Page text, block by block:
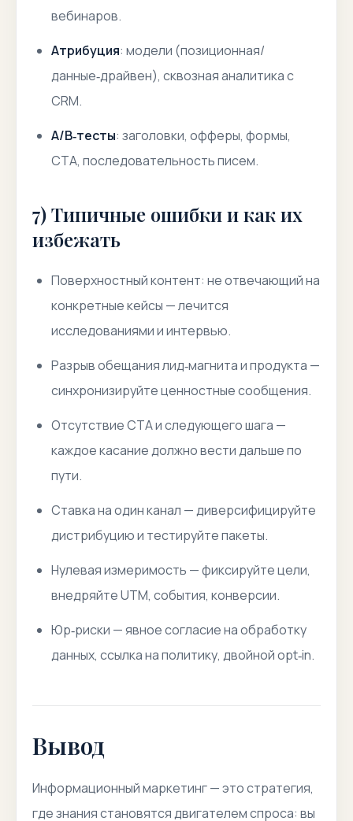
вебинаров.
Атрибуция: модели (позиционная/
данные‑драйвен), сквозная аналитика с
CRM.
A/B‑тесты: заголовки, офферы, формы,
CTA, последовательность писем.
7) Типичные ошибки и как их
избежать
Поверхностный контент: не отвечающий на
конкретные кейсы — лечится
исследованиями и интервью.
Разрыв обещаниялид‑магнита и продукта —
синхронизируйте ценностные сообщения.
Отсутствие CTAи следующего шага —
каждое касание должно вести дальше по
пути.
Ставка на один канал — диверсифицируйте
дистрибуцию и тестируйте пакеты.
Нулевая измеримость — фиксируйте цели,
внедряйте UTM, события, конверсии.
Юр‑риски — явное согласие на обработку
данных, ссылка на политику, двойной opt‑in.
Вывод
Информационный маркетинг — это стратегия,
где знания становятся двигателем спроса: вы